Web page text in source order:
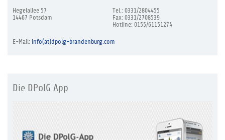
Hegelallee 57
14467 Potsdam
Tel.: 0331/2804455
Fax: 0331/2708539
Hotline: 0155/61151274
E-Mail: info(at)dpolg-brandenburg.com
Die DPolG App